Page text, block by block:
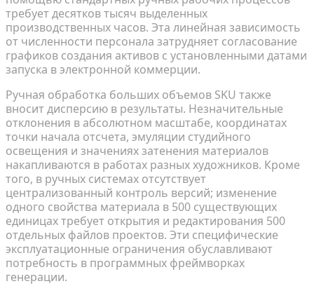
требует десятков тысяч выделенных
производственных часов. Эта линейная зависимость
от численности персонала затрудняет согласование
графиков создания активов с установленными датами
запуска в электронной коммерции.
Ручная обработка больших объемов SKU также
вносит дисперсию в результаты. Незначительные
отклонения в абсолютном масштабе, координатах
точки начала отсчета, эмуляции студийного
освещения и значениях затенения материалов
накапливаются в работах разных художников. Кроме
того, в ручных системах отсутствует
централизованный контроль версий; изменение
одного свойства материала в 500 существующих
единицах требует открытия и редактирования 500
отдельных файлов проектов. Эти специфические
эксплуатационные ограничения обуславливают
потребность в программных фреймворках
генерации.